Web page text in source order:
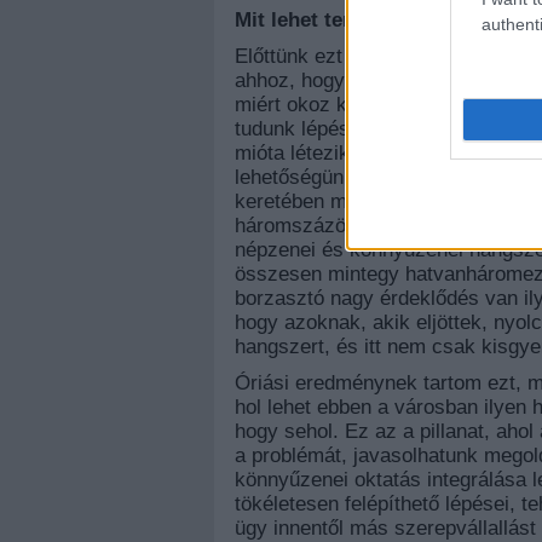
Mit lehet tenni ez ellen?
Előttünk ezt a problémát senki
ahhoz, hogy utána tudj
miért okoz kárt? Nyilván
tudunk lépéseket tenni. A mi
mióta létezik a Hangfoglaló, vagy
lehetőségünk nyílt a Hangszert a
keretében másfél év alatt
háromszázötven
népzenei és könnyűzenei
összesen mintegy
borzasztó nagy érdeklődés van
hogy azoknak, akik eljöttek,
hangszert, és itt nem csak
Óriási eredménynek tartom ezt,
hol lehet ebben a városban ilyen
hogy sehol. Ez az a pillanat,
a problémát, javasolhatunk
könnyűzenei oktatás integrálása
tökéletesen felépíthető lépései,
ügy innentől más